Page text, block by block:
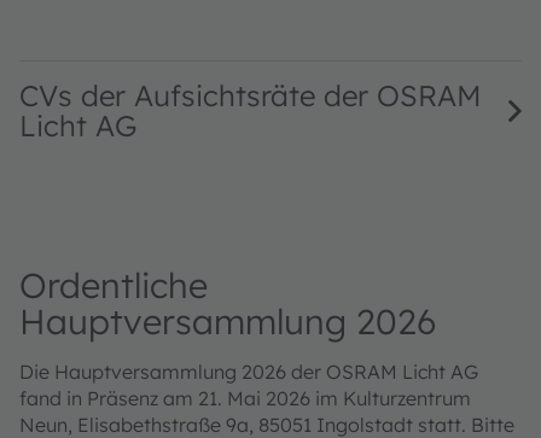
CVs der Aufsichtsräte der OSRAM
Licht AG
Ordentliche
Hauptversammlung 2026
Die Hauptversammlung 2026 der OSRAM Licht AG
fand in Präsenz am 21. Mai 2026 im Kulturzentrum
Neun, Elisabethstraße 9a, 85051 Ingolstadt statt. Bitte